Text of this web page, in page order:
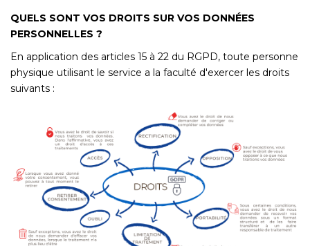
QUELS SONT VOS DROITS SUR VOS DONNÉES
PERSONNELLES ?
En application des articles 15 à 22 du RGPD, toute personne
physique utilisant le service a la faculté d'exercer les droits
suivants :